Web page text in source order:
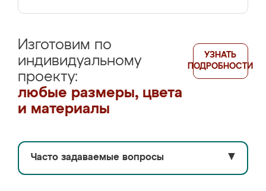
Изготовим по
индивидуальному
проекту:
любые размеры, цвета
и материалы
УЗНАТЬ
ПОДРОБНОСТИ
Часто задаваемые вопросы ▼